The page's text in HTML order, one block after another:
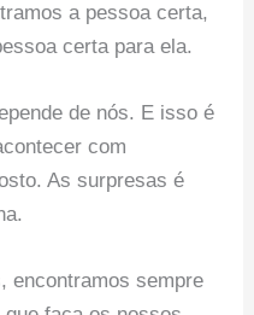
a pessoa certa,
certa para ela.
de nós. E isso é
com
As surpresas é
encontramos sempre